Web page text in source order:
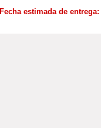
Fecha estimada de entrega: